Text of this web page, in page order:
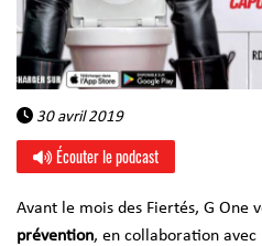
30 avril 2019
Écouter le podcast
Avant le mois des Fiertés, G One
prévention, en collaboration avec